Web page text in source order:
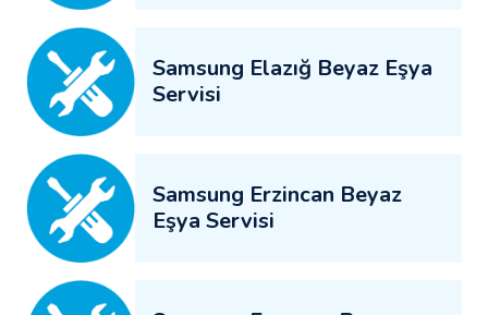
Samsung Elazığ Beyaz Eşya
Servisi
Samsung Erzincan Beyaz
Eşya Servisi